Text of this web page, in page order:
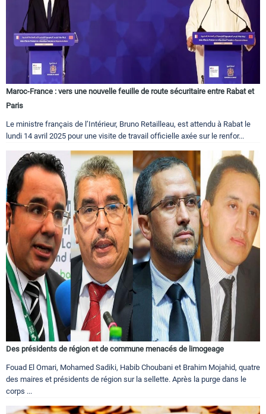
Maroc-France : vers une nouvelle feuille de route sécuritaire entre Rabat et
Paris
Le ministre français de l’Intérieur, Bruno Retailleau, est attendu à Rabat le
lundi 14 avril 2025 pour une visite de travail officielle axée sur le renfor...
Des présidents de région et de commune menacés de limogeage
Fouad El Omari, Mohamed Sadiki, Habib Choubani et Brahim Mojahid, quatre
des maires et présidents de région sur la sellette. Après la purge dans le
corps ...